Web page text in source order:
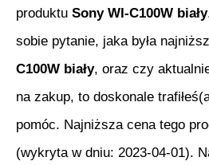
produktu Sony WI-C100W biały
sobie pytanie, jaka była
C100W biały, oraz czy
na zakup, to doskonale
pomóc. Najniższa cena tego
(wykryta w dniu: 2023-04-01).